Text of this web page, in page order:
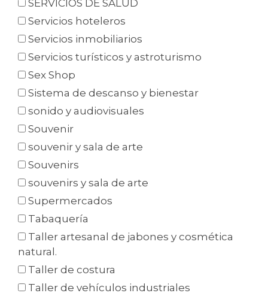
SERVICIOS DE SALUD
Servicios hoteleros
Servicios inmobiliarios
Servicios turísticos y astroturismo
Sex Shop
Sistema de descanso y bienestar
sonido y audiovisuales
Souvenir
souvenir y sala de arte
Souvenirs
souvenirs y sala de arte
Supermercados
Tabaquería
Taller artesanal de jabones y cosmética
natural.
Taller de costura
Taller de vehículos industriales